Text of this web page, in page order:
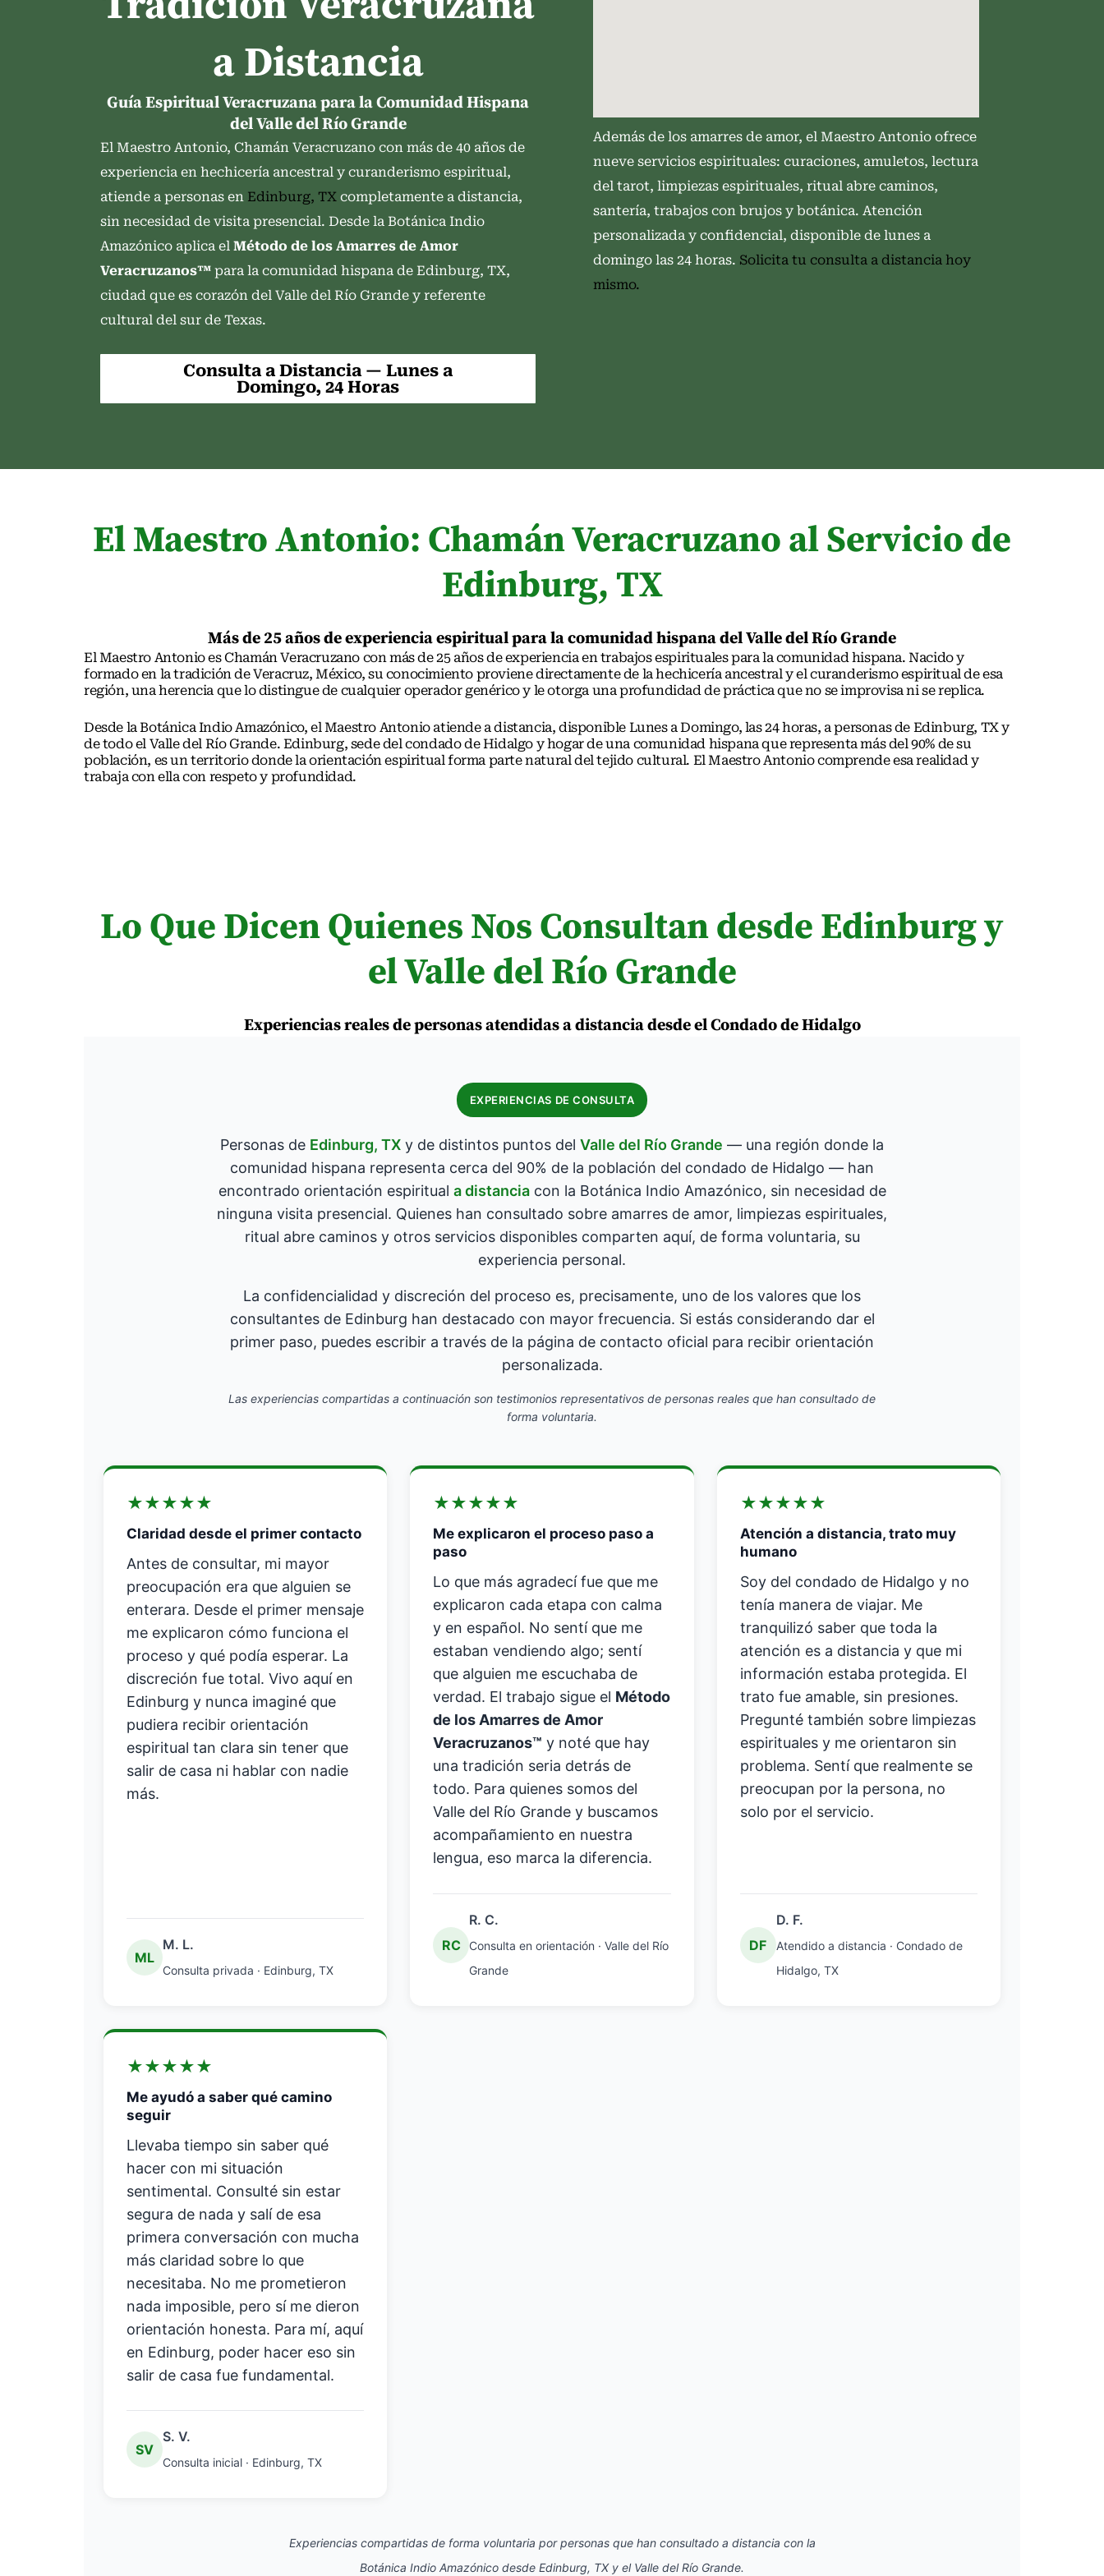
a Distancia
Guía Espiritual Veracruzana para la Comunidad Hispana
del Valle del Río Grande
El Maestro Antonio, Chamán Veracruzano con más de 40 años de
experiencia en hechicería ancestral y curanderismo espiritual,
atiende a personas en Edinburg, TX completamente a distancia,
sin necesidad de visita presencial. Desde la Botánica Indio
Amazónico aplica el Método de los Amarres de Amor
Veracruzanos™ para la comunidad hispana de Edinburg, TX,
ciudad que es corazón del Valle del Río Grande y referente
cultural del sur de Texas.
Consulta a Distancia — Lunes a
Domingo, 24 Horas
Además de los amarres de amor, el Maestro Antonio ofrece
nueve servicios espirituales: curaciones, amuletos, lectura
del tarot, limpiezas espirituales, ritual abre caminos,
santería, trabajos con brujos y botánica. Atención
personalizada y confidencial, disponible de lunes a
domingo las 24 horas. Solicita tu consulta a distancia hoy
mismo.
El Maestro Antonio: Chamán Veracruzano al Servicio de
Edinburg, TX
Más de 25 años de experiencia espiritual para la comunidad hispana del Valle del Río Grande
El Maestro Antonio es Chamán Veracruzano con más de 25 años de experiencia en trabajos espirituales para la comunidad hispana. Nacido y
formado en la tradición de Veracruz, México, su conocimiento proviene directamente de la hechicería ancestral y el curanderismo espiritual de esa
región, una herencia que lo distingue de cualquier operador genérico y le otorga una profundidad de práctica que no se improvisa ni se replica.
Desde la Botánica Indio Amazónico, el Maestro Antonio atiende a distancia, disponible Lunes a Domingo, las 24 horas, a personas de Edinburg, TXy
de todo el Valle del Río Grande. Edinburg, sede del condado de Hidalgo y hogar de una comunidad hispana que representa más del 90% de su
población, es un territorio donde la orientación espiritual forma parte natural del tejido cultural. El Maestro Antonio comprende esa realidad y
trabaja con ella con respeto y profundidad.
Lo Que Dicen Quienes Nos Consultan desde Edinburg y
el Valle del Río Grande
Experiencias reales de personas atendidas a distancia desde el Condado de Hidalgo
EXPERIENCIAS DE CONSULTA
Personas de Edinburg, TX y de distintos puntos del Valle del Río Grande — una región donde la
comunidad hispana representa cerca del 90% de la población del condado de Hidalgo — han
encontrado orientación espiritual a distanciacon la Botánica Indio Amazónico, sin necesidad de
ninguna visita presencial. Quienes han consultado sobre amarres de amor, limpiezas espirituales,
ritual abre caminos y otros servicios disponibles comparten aquí, de forma voluntaria, su
experiencia personal.
La confidencialidad y discreción del proceso es, precisamente, uno de los valores que los
consultantes de Edinburg han destacado con mayor frecuencia. Si estás considerando dar el
primer paso, puedes escribir a través de la página de contacto oficial para recibir orientación
personalizada.
Las experiencias compartidas a continuación son testimonios representativos de personas reales que han consultado de
forma voluntaria.
★★★★★
Claridad desde el primer contacto
Antes de consultar, mi mayor
preocupación era que alguien se
enterara. Desde el primer mensaje
me explicaron cómo funciona el
proceso y qué podía esperar. La
discreción fue total. Vivo aquí en
Edinburg y nunca imaginé que
pudiera recibir orientación
espiritual tan clara sin tener que
salir de casa ni hablar con nadie
más.
ML
M. L.
Consulta privada · Edinburg, TX
★★★★★
Me explicaron el proceso paso a
paso
Lo que más agradecí fue que me
explicaron cada etapa con calma
y en español. No sentí que me
estaban vendiendo algo; sentí
que alguien me escuchaba de
verdad. El trabajo sigue el Método
de los Amarres de Amor
Veracruzanos™ y noté que hay
una tradición seria detrás de
todo. Para quienes somos del
Valle del Río Grande y buscamos
acompañamiento en nuestra
lengua, eso marca la diferencia.
RC
R. C.
Consulta en orientación · Valle del Río
Grande
★★★★★
Atención a distancia, trato muy
humano
Soy del condado de Hidalgo y no
tenía manera de viajar. Me
tranquilizó saber que toda la
atención es a distancia y que mi
información estaba protegida. El
trato fue amable, sin presiones.
Pregunté también sobre limpiezas
espirituales y me orientaron sin
problema. Sentí que realmente se
preocupan por la persona, no
solo por el servicio.
DF
D. F.
Atendido a distancia · Condado de
Hidalgo, TX
★★★★★
Me ayudó a saber qué camino
seguir
Llevaba tiempo sin saber qué
hacer con mi situación
sentimental. Consulté sin estar
segura de nada y salí de esa
primera conversación con mucha
más claridad sobre lo que
necesitaba. No me prometieron
nada imposible, pero sí me dieron
orientación honesta. Para mí, aquí
en Edinburg, poder hacer eso sin
salir de casa fue fundamental.
SV
S. V.
Consulta inicial · Edinburg, TX
Experiencias compartidas de forma voluntaria por personas que han consultado a distancia con la
Botánica Indio Amazónico desde Edinburg, TX y el Valle del Río Grande.